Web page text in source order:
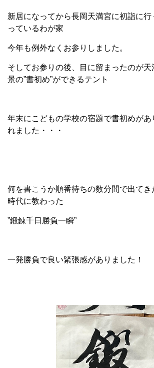
新居になってから長岡天満宮に初詣に
っているわが家
今年も例外なくお参りしました。
そしてお参りの後、目に留まったのが
景の”書初め”ができるテント
年末にこどもの学校の宿題で書初めがあ
れました・・・
何を書こうか順番待ちの数分間で出て
時代に教わった
”鍛錬千日勝負一瞬”
一発勝負で良い緊張感がありました！